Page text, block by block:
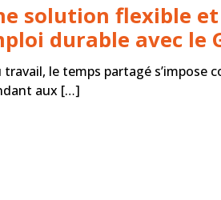
solution flexible et
durable avec le
le temps partagé s’impose
aux […]